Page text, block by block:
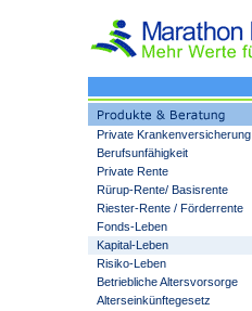
Private Krankenversicherung
Berufsunfähigkeit
Private Rente
Rürup-Rente/ Basisrente
Riester-Rente / Förderrente
Fonds-Leben
Kapital-Leben
Risiko-Leben
Betriebliche Altersvorsorge
Alterseinkünftegesetz